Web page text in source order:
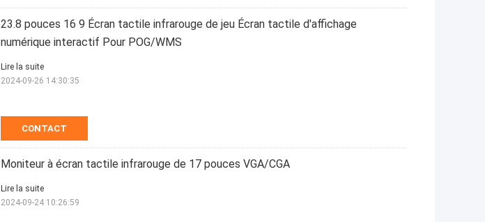
23.8 pouces 16 9 Écran tactile infrarouge de jeu Écran tactile d'affichage
numérique interactif Pour POG/WMS
CONTACT
Lire la suite
2024-09-26 14:30:35
Moniteur à écran tactile infrarouge de 17 pouces VGA/CGA
Lire la suite
2024-09-24 10:26:59